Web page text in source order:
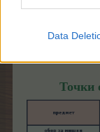
Data
Къщичка за
Точки